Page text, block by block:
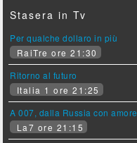
Stasera in Tv
Per qualche dollaro in più
RaiTre ore 21:30
Ritorno al futuro
Italia 1 ore 21:25
A 007, dalla Russia con amore
La7 ore 21:15